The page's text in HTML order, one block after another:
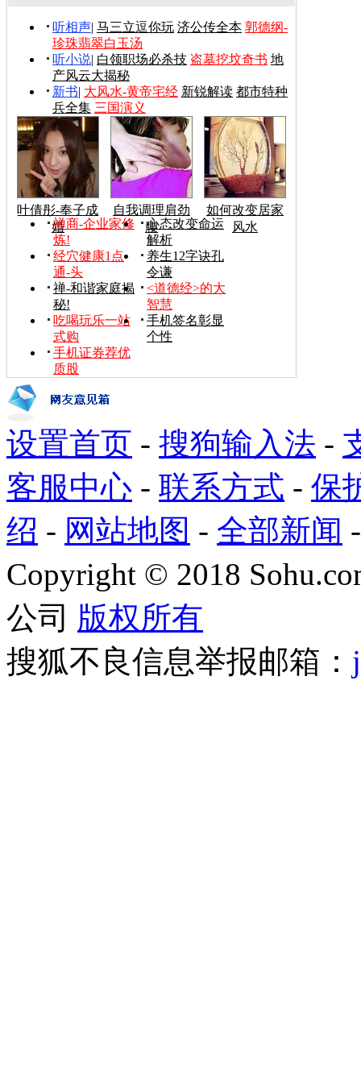
听相声| 马三立逗你玩 济公传全本 郭德纲-
珍珠翡翠白玉汤
听小说| 白领职场必杀技 盗墓挖坟奇书 地
产风云大揭秘
新书| 大风水-黄帝宅经 新锐解读 都市特种
兵全集 三国演义
叶倩彤-奉子成
婚
自我调理肩劲
腰
如何改变居家
风水
禅商-企业家修
炼!
心态改变命运
解析
经穴健康1点
通-头
养生12字诀孔
令谦
禅-和谐家庭揭
秘!
<道德经>的大
智慧
吃喝玩乐一站
式购
手机签名彰显
个性
手机证券荐优
质股
设置首页 - 搜狗输入法 -
客服中心 - 联系方式 - 保
绍 - 网站地图 - 全部新闻
Copyright © 2018
公司 版权所有
搜狐不良信息举报邮箱：